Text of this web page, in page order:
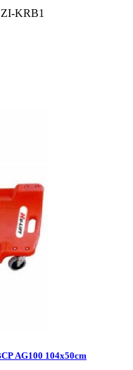
KRB1
АG100 104x50cm